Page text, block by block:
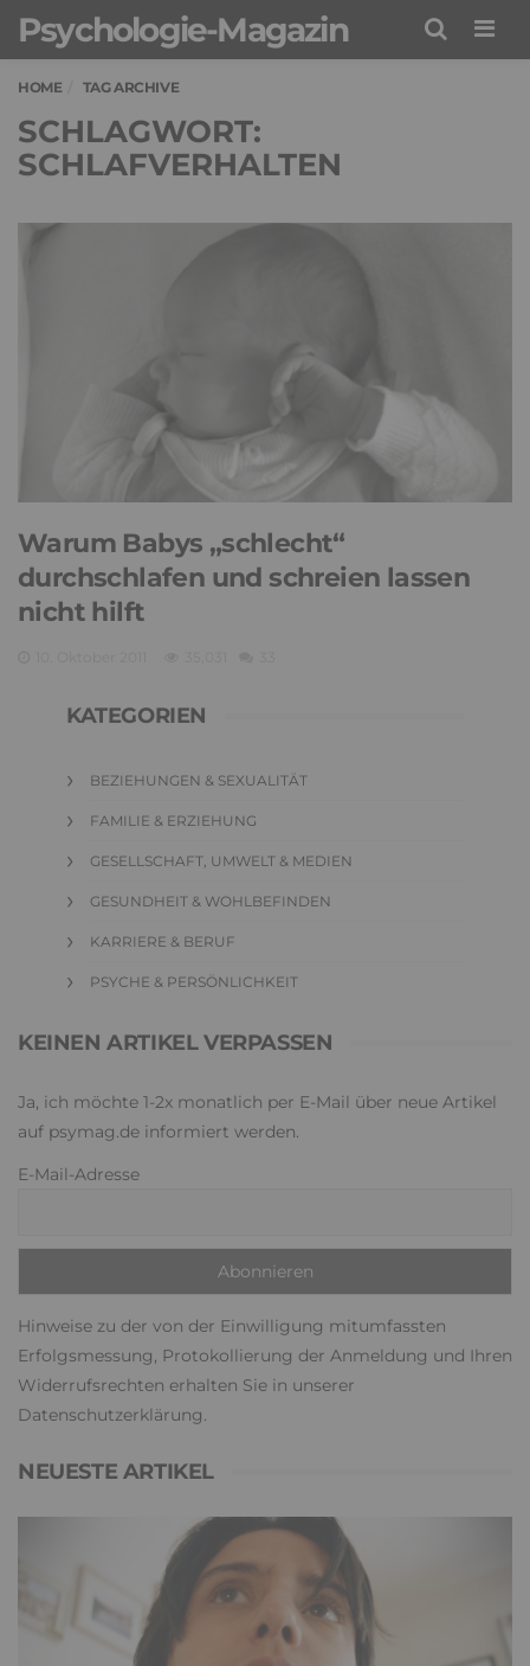
Psychologie-Magazin
HOME TAG ARCHIVE
SCHLAGWORT:
SCHLAFVERHALTEN
Warum Babys „schlecht“
durchschlafen und schreien lassen
nicht hilft
KATEGORIEN
BEZIEHUNGEN & SEXUALITÄT
FAMILIE & ERZIEHUNG
GESELLSCHAFT, UMWELT & MEDIEN
GESUNDHEIT & WOHLBEFINDEN
KARRIERE & BERUF
PSYCHE & PERSÖNLICHKEIT
KEINEN ARTIKEL VERPASSEN
Ja, ich möchte 1-2x monatlich per E-Mail über neue Artikel
auf psymag.de informiert werden.
E-Mail-Adresse
Hinweise zu der von der Einwilligung mitumfassten
Erfolgsmessung, Protokollierung der Anmeldung und Ihren
Widerrufsrechten erhalten Sie in unserer
Datenschutzerklärung.
NEUESTE ARTIKEL